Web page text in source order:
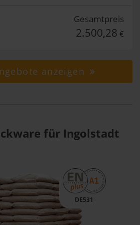
Gesamtpreis
2.500,28 €
anzeigen
für Ingolstadt
DE531